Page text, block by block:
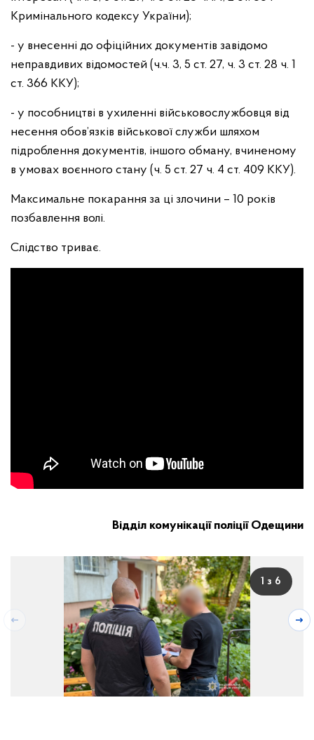
Кримінального кодексу України);
- у внесенні до офіційних документів завідомо
неправдивих відомостей (ч.ч. 3, 5 ст. 27, ч. 3 ст. 28 ч. 1
ст. 366 ККУ);
- у пособництві в ухиленні військовослужбовця від
несення обов’язків військової служби шляхом
підроблення документів, іншого обману, вчиненому
в умовах воєнного стану (ч. 5 ст. 27 ч. 4 ст. 409 ККУ).
Максимальне покарання за ці злочини – 10 років
позбавлення волі.
Слідство триває.
Відділ комунікації поліції Одещини
1 з 6